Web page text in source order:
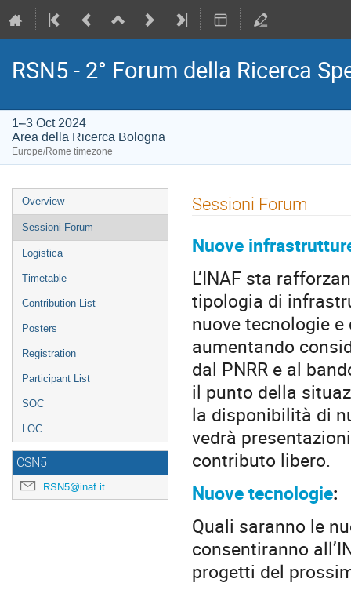
RSN5 - 2° Forum della Ricerca
1–3 Oct 2024
Area della Ricerca Bologna
Europe/Rome timezone
Event
menu
Overview
Sessioni Forum
Logistica
Timetable
Contribution List
Posters
Registration
Participant List
SOC
LOC
CSN5
RSN5@inaf.it
Sessioni Forum
Nuove
L’INAF sta
tipologia di
nuove tecnologie
aumentando
dal PNRR e al
il punto della
la disponibilità di
vedrà
contributo libero.
Nuove tecnologie:
Quali saranno le
consentiranno
progetti del